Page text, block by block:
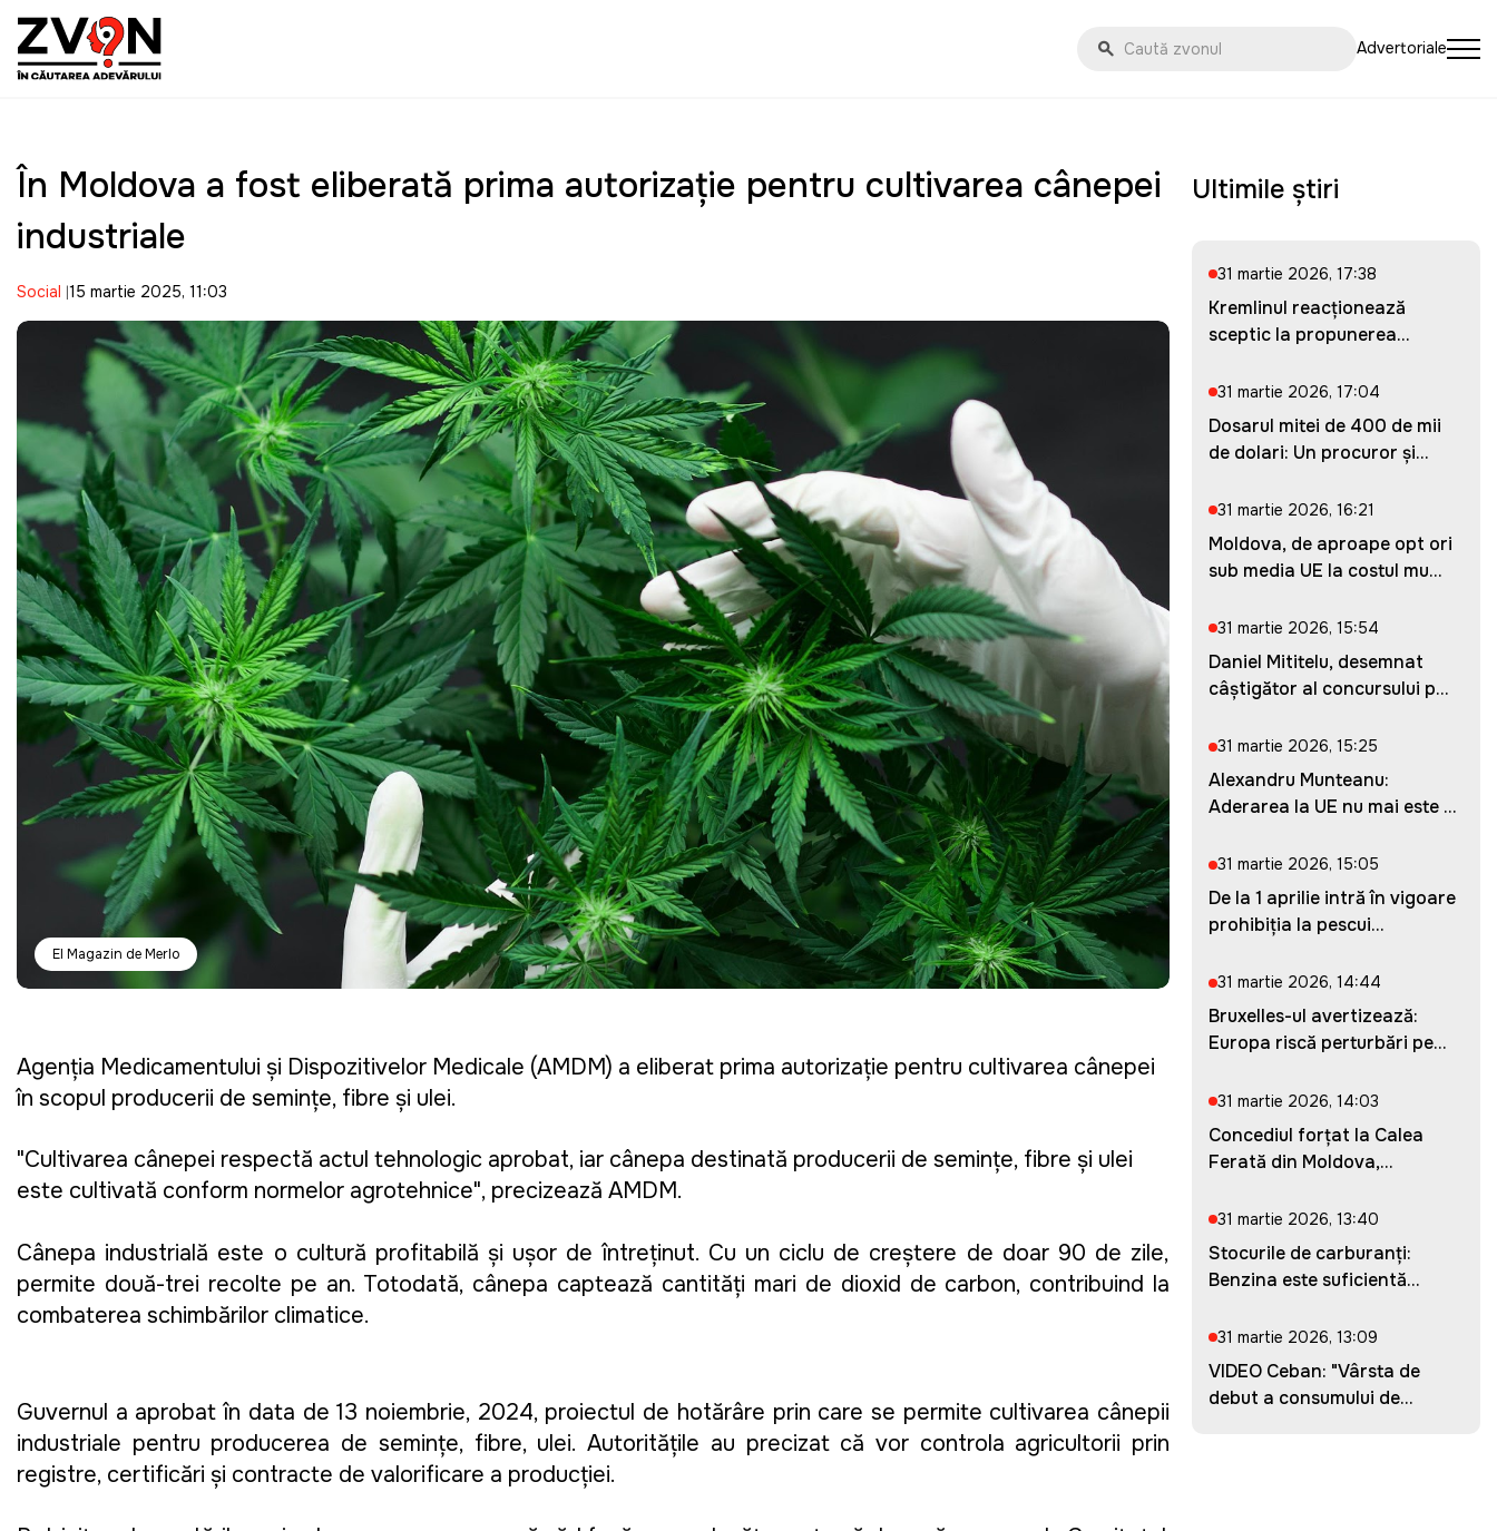
Advertoriale
În Moldova a fost eliberată prima autorizație pentru cultivarea cânepei
industriale
Social 15 martie 2025, 11:03
El Magazin de Merlo
Agenţia Medicamentului şi Dispozitivelor Medicale (AMDM) a eliberat prima autorizație pentru cultivarea cânepei
în scopul producerii de semințe, fibre și ulei.
"Cultivarea cânepei respectă actul tehnologic aprobat, iar cânepa destinată producerii de semințe, fibre și ulei
este cultivată conform normelor agrotehnice", precizează AMDM.
Cânepa industrială este o cultură profitabilă și ușor de întreținut. Cu un ciclu de creștere de doar 90 de zile,
permite două-trei recolte pe an. Totodată, cânepa captează cantități mari de dioxid de carbon, contribuind la
combaterea schimbărilor climatice.
Guvernul a aprobat în data de 13 noiembrie, 2024, proiectul de hotărâre prin care se permite cultivarea cânepii
industriale pentru producerea de semințe, fibre, ulei. Autoritățile au precizat că vor controla agricultorii prin
registre, certificări și contracte de valorificare a producției.
Ultimile știri
31 martie 2026, 17:38
Kremlinul reacționează
sceptic la propunerea
31 martie 2026, 17:04
Dosarul mitei de 400 de mii
de dolari: Un procuror și...
31 martie 2026, 16:21
Moldova, de aproape opt ori
sub media UE la costul mu...
31 martie 2026, 15:54
Daniel Mititelu, desemnat
câștigător al concursului p...
31 martie 2026, 15:25
Alexandru Munteanu:
Aderarea la UE nu mai este o
31 martie 2026, 15:05
De la 1 aprilie intră în vigoare
prohibiția la pescui...
31 martie 2026, 14:44
Bruxelles-ul avertizează:
Europa riscă perturbări pe...
31 martie 2026, 14:03
Concediul forțat la Calea
Ferată din Moldova,
31 martie 2026, 13:40
Stocurile de carburanți:
Benzina este suficientă
31 martie 2026, 13:09
VIDEO Ceban: "Vârsta de
debut a consumului de